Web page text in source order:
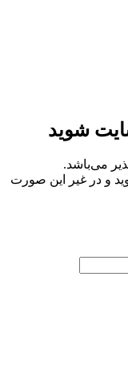
شوید
می‌باشد.
و در غیر این صورت